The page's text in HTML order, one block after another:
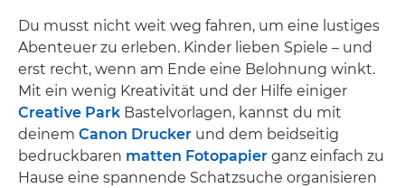
Du musst nicht weit weg fahren, um eine lustiges
Abenteuer zu erleben. Kinder lieben Spiele – und
erst recht, wenn am Ende eine Belohnung winkt.
Mit ein wenig Kreativität und der Hilfe einiger
Creative Park Bastelvorlagen, kannst du mit
deinem Canon Drucker und dem beidseitig
bedruckbaren matten Fotopapier ganz einfach zu
Hause eine spannende Schatzsuche organisieren